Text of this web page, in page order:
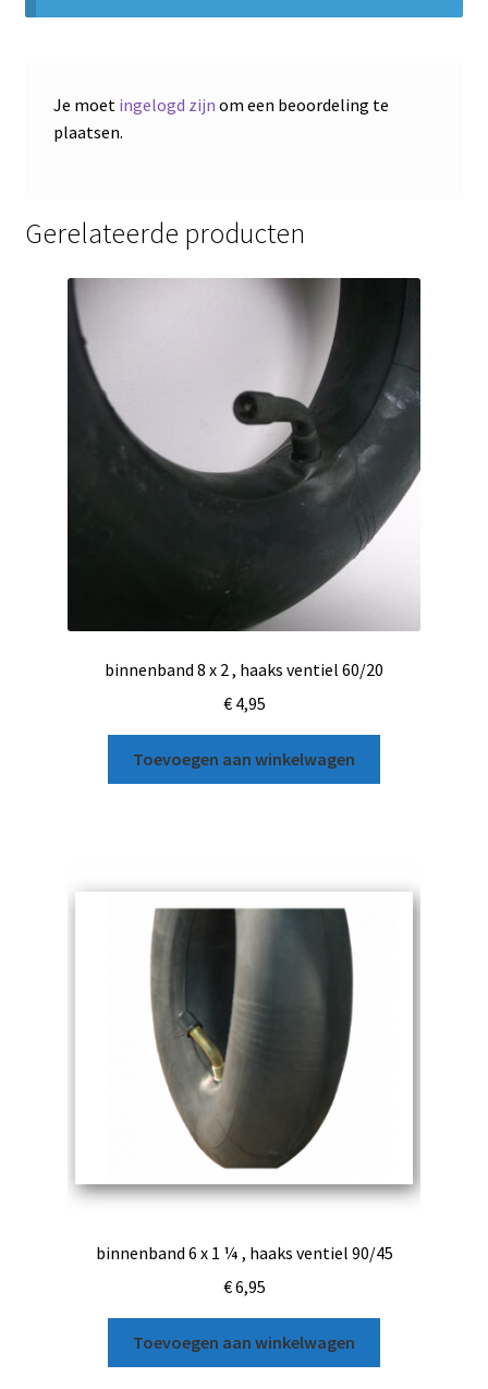
Je moet ingelogd zijn om een beoordeling te
plaatsen.
Gerelateerde producten
binnenband 8 x 2 , haaks ventiel 60/20
€4,95
Toevoegen aan winkelwagen
binnenband 6 x 1 ¼ , haaks ventiel 90/45
€6,95
Toevoegen aan winkelwagen